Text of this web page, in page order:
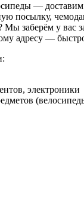
—
посылку,
Мы заберём у вас
адресу —
электроники